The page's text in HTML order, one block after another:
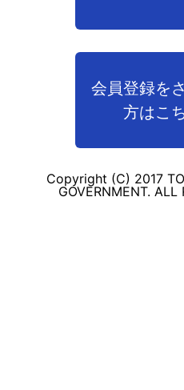
会員登録を
方はこ
Copyright (C) 2017
GOVERNMENT. ALL